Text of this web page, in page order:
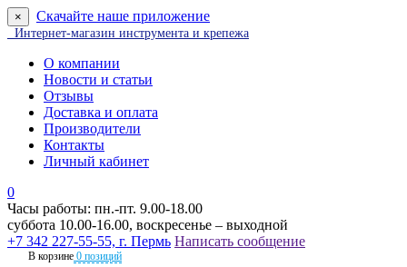
× Скачайте наше приложение
Интернет-магазин инструмента и крепежа
О компании
Новости и статьи
Отзывы
Доставка и оплата
Производители
Контакты
Личный кабинет
0
Часы работы: пн.-пт. 9.00-18.00
суббота 10.00-16.00, воскресенье – выходной
+7 342 227-55-55, г. Пермь Написать сообщение
В корзине 0 позиций